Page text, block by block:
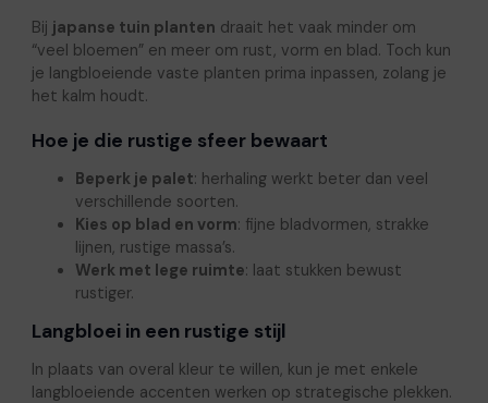
Bij japanse tuin planten draait het vaak minder om
“veel bloemen” en meer om rust, vorm en blad. Toch kun
je langbloeiende vaste planten prima inpassen, zolang je
het kalm houdt.
Hoe je die rustige sfeer bewaart
Beperk je palet: herhaling werkt beter dan veel
verschillende soorten.
Kies op blad en vorm: fijne bladvormen, strakke
lijnen, rustige massa’s.
Werk met lege ruimte: laat stukken bewust
rustiger.
Langbloei in een rustige stijl
In plaats van overal kleur te willen, kun je met enkele
langbloeiende accenten werken op strategische plekken.